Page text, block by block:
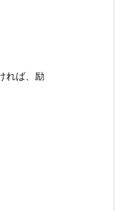
れば、励